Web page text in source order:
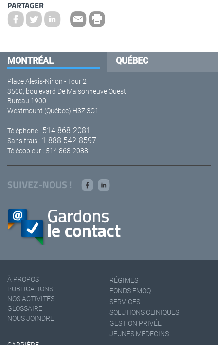
PARTAGER
MONTRÉAL QUÉBEC
Place Alexis-Nihon - Tour 2
3500, boulevard De Maisonneuve Ouest
Bureau 1900
Westmount (Québec) H3Z 3C1
Téléphone : 514 868-2081
Sans frais : 1 888 542-8597
Télécopieur : 514 868-2088
SUIVEZ-NOUS !
À PROPOS
PUBLICATIONS
NOS ACTIVITÉS
GLOSSAIRE
NOUS JOINDRE
RÉGIMES
FONDS FMOQ
SERVICES
SOLUTIONS CLINIQUES
GESTION PRIVÉE
JEUNES MÉDECINS